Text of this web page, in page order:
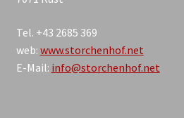
Tel. +43 2685 369
web: www.storchenhof.net
E-Mail: info@storchenhof.net